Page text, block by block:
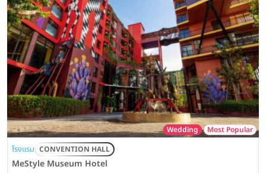
Wedding Most Popular
โรงแรม CONVENTION HALL
MeStyle Museum Hotel